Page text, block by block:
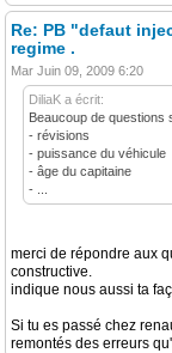
Re: PB "defaut
regime .
Mar Juin 09, 2009 6:20
DiliaK a écrit:
Beaucoup de questions
- révisions
- puissance du véhicule
- âge du capitaine
- ...
merci de répondre aux
constructive.
indique nous aussi ta
Si tu es passé chez
remontés des erreurs